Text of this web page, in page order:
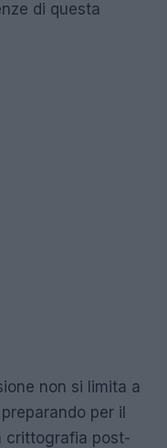
di questa
non si limita a
per il
crittografia post-